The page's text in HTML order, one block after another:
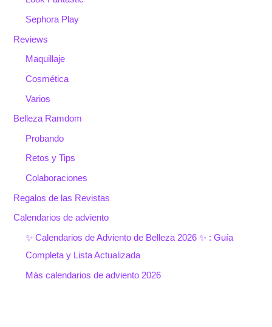
Sephora Play
Reviews
Maquillaje
Cosmética
Varios
Belleza Ramdom
Probando
Retos y Tips
Colaboraciones
Regalos de las Revistas
Calendarios de adviento
✨ Calendarios de Adviento de Belleza 2026 ✨ : Guía
Completa y Lista Actualizada
Más calendarios de adviento 2026